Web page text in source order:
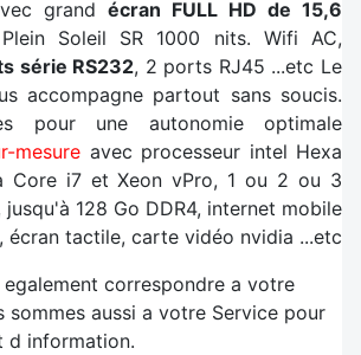
grand écran FULL HD de 15,6
Soleil SR 1000 nits. Wifi AC,
série RS232, 2 ports RJ45 ...etc Le
accompagne partout sans soucis.
pour une autonomie optimale
mesure avec processeur intel Hexa
Core i7 et Xeon vPro, 1 ou 2 ou 3
jusqu'à 128 Go DDR4, internet mobile
écran tactile, carte vidéo nvidia ...etc
correspondre a votre
sommes aussi a votre Service pour
d information.